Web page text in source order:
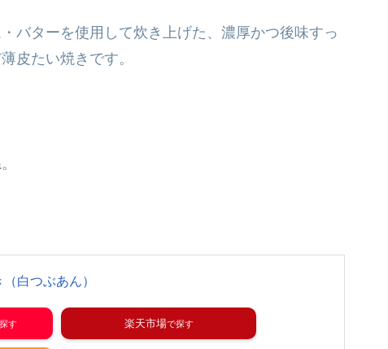
バターを使用して炊き上げた、濃厚かつ後味すっ
皮たい焼きです。
白つぶあん）
楽天市場